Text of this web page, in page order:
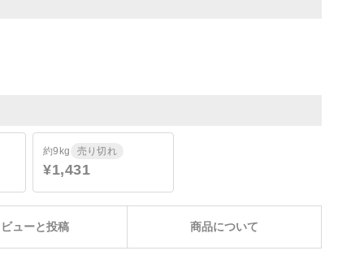
約9kg 売り切れ
¥1,431
ビューと投稿 商品について